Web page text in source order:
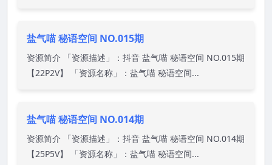
盐气喵 秘语空间 NO.015期
资源简介 「资源描述」：抖音 盐气喵 秘语空间 NO.015期
【22P2V】 「资源名称」：盐气喵 秘语空间...
盐气喵 秘语空间 NO.014期
资源简介 「资源描述」：抖音 盐气喵 秘语空间 NO.014期
【25P5V】 「资源名称」：盐气喵 秘语空间...